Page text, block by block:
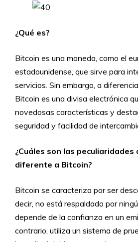
¿Qué es?
Bitcoin es una moneda, como el
estadounidense, que sirve para
servicios. Sin embargo, a
Bitcoin es una divisa electrónica
novedosas características y
seguridad y facilidad de
¿Cuáles son las peculiaridades
diferente a Bitcoin?
Bitcoin se caracteriza por ser
decir, no está respaldado por
depende de la confianza en un
contrario, utiliza un sistema de